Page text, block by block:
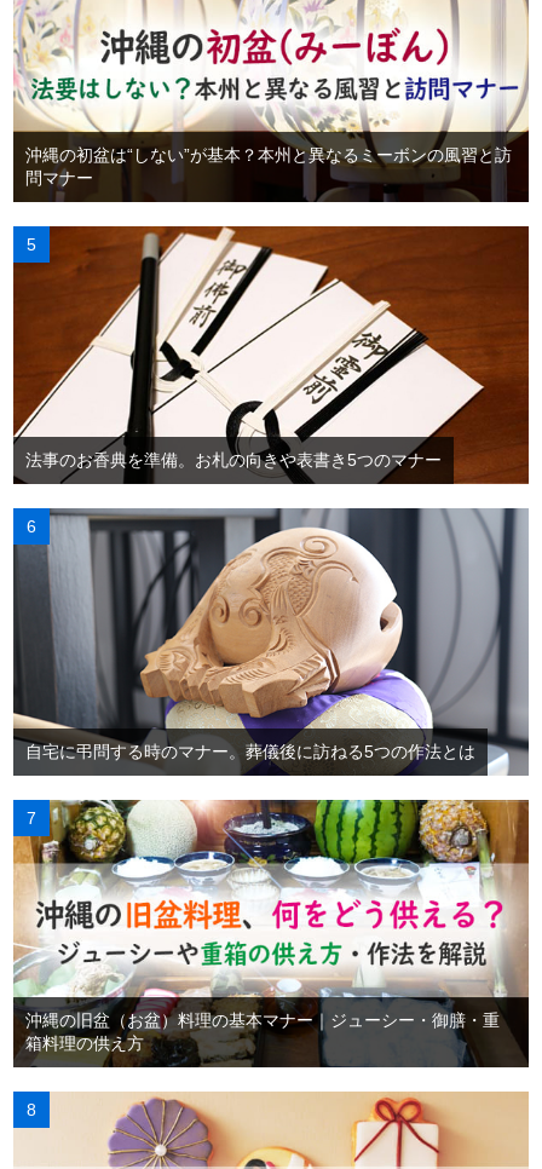
沖縄の初盆は“しない”が基本？本州と異なるミーボンの風習と訪
問マナー
法事のお香典を準備。お札の向きや表書き5つのマナー
自宅に弔問する時のマナー。葬儀後に訪ねる5つの作法とは
沖縄の旧盆（お盆）料理の基本マナー｜ジューシー・御膳・重
箱料理の供え方